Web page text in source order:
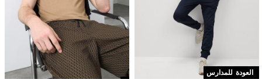
Sale
العودة للمدارس